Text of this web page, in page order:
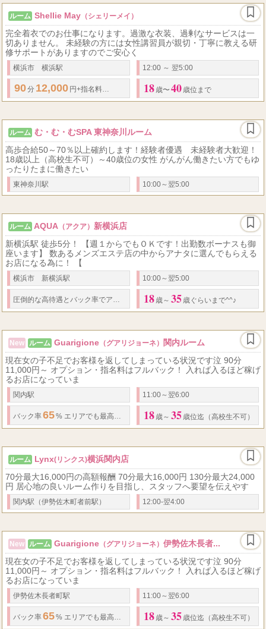
ルーム Shellie May （シェリーメイ）
完全着衣でのお仕事になります。過激な衣装、過剰なサービスは一
切ありません。 未経験の方には女性講習員が親切・丁寧に教える研
修サポートがありますのでご安心く
横浜市 横浜駅 12:00 ～ 翌5:00
90分 12,000 円+指名料2,000 円のお給料♪ 歩合60〜80
18 歳〜 40 歳位まで
ルーム む・む・むSPA 東神奈川ルーム
高歩合給50～70％以上確約します！経験者優遇 未経験者大歓迎！
18歳以上（高校生不可）～40歳位の女性 がんがん働きたい方でもゆ
ったりたまに働きたい
東神奈川駅 10:00～翌5:00
ルーム AQUA （アクア） 新横浜店
新横浜駅 徒歩5分！ 【週１からでもＯＫです！出勤数ボーナスも御
座います】 数あるメンズエステ店の中からアナタに選んでもらえる
お店になる為に！ 【
横浜市 新横浜駅 10:00～翌5:00
圧倒的な高待遇と バック率でアナタを歓迎♪夢をカタチにする第一歩 【会員様リピート 18 歳～ 35 歳ぐらいまで^^♪
New ルーム Guarigione （グアリジョーネ）
関内ルーム
現在女の子不足でお客様を返してしまっている状況です泣 90分
11,000円～ オプション・指名料はフルバック！ 入れば入るほど稼げ
るお店になっていま
関内駅 11:00～翌6:00
バック率65% エリアでも最高水準 基本バック (随時昇給あり!) 90分...
18 歳～ 35 歳位迄（高校生不可）
ルーム Lynx(リンクス)横浜関内店
70分最大16,000円の高額報酬 70分最大16,000円 130分最大24,000
円 居心地の良いルーム作りを目指し、スタッフへ要望を伝えやす
関内駅（伊勢佐木町者前駅） 12:00-翌4:00
New ルーム Guarigione （グアリジョーネ） 伊勢佐木長者...
現在女の子不足でお客様を返してしまっている状況です泣 90分
11,000円～ オプション・指名料はフルバック！ 入れば入るほど稼げ
るお店になっていま
伊勢佐木長者町駅 11:00～翌6:00
バック率65% エリアでも最高水準 基本バック (随時昇給あり!) 90分...
18 歳～ 35 歳位迄（高校生不可）